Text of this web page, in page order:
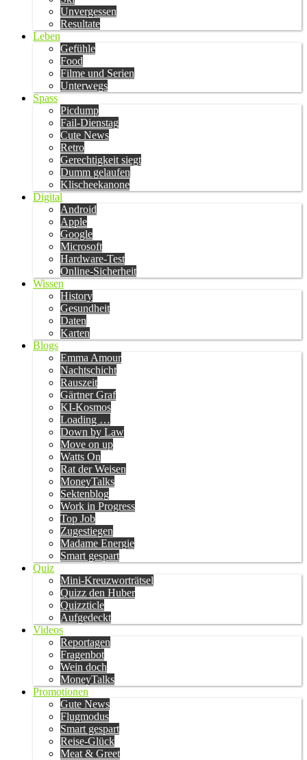
Unvergessen
Resultate
Leben
Gefühle
Food
Filme und Serien
Unterwegs
Spass
Picdump
Fail-Dienstag
Cute News
Retro
Gerechtigkeit siegt
Dumm gelaufen
Klischeekanone
Digital
Android
Apple
Google
Microsoft
Hardware-Test
Online-Sicherheit
Wissen
History
Gesundheit
Daten
Karten
Blogs
Emma Amour
Nachtschicht
Rauszeit
Gärtner Graf
KI-Kosmos
Loading …
Down by Law
Move on up
Watts On
Rat der Weisen
MoneyTalks
Sektenblog
Work in Progress
Top Job
Zugestiegen
Madame Energie
Smart gespart
Quiz
Mini-Kreuzworträtsel
Quizz den Huber
Quizzticle
Aufgedeckt
Videos
Reportagen
Fragenbot
Wein doch
MoneyTalks
Promotionen
Gute News
Flugmodus
Smart gespart
Reise-Glück
Meat & Greet